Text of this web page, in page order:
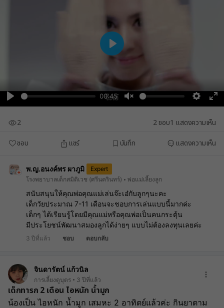
Play
00:45
Unmute
Play
ชอบ แชร์ บันทึก แสดงความเห็น
2 2ชอบ1 แสดงความเห็น
พ.ญ.อนงค์พร ผาภูมิ
Expert
โรงพยาบาลเด็กสมิติเวช (ศรีนครินทร์)
พ่อแม่เลี้ยงลูก
สนับสนุนให้คุณพ่อคุณแม่เล่นจ๊ะเอ๋กับลูกๆนะคะ
เด็กวัยประมาณ 7-11 เดือนจะชอบการเล่นแบบนี้มากค่ะ
เด็กๆ ได้เรียนรู้โดยมีคุณแม่หรือคุณพ่อเป็นคนกระตุ้น
มีประโยชน์พัฒนาสมองลูกได้ง่ายๆ แบบไม่ต้องลงทุนเลยค่ะ
3 ปีที่แล้ว ชอบ ตอบกลับ
จินดารัตน์ แก้วนิล
การเลี้ยงดูบุตร 3 ปีที่แล้ว
เด็กทารก 2 เดือน ไอหนัก น้ำมูก
น้องเป็น ไอหนัก น้ำมูก เสมหะ 2 อาทิตย์แล้วค่ะ กินยาตาม